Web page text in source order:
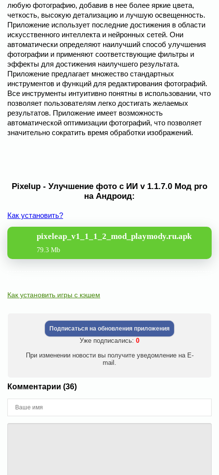
любую фотографию, добавив в нее более яркие цвета,
четкость, высокую детализацию и лучшую освещенность.
Приложение использует последние достижения в области
искусственного интеллекта и нейронных сетей. Они
автоматически определяют наилучший способ улучшения
фотографии и применяют соответствующие фильтры и
эффекты для достижения наилучшего результата.
Приложение предлагает множество стандартных
инструментов и функций для редактирования фотографий.
Все инструменты интуитивно понятны в использовании, что
позволяет пользователям легко достигать желаемых
результатов. Приложение имеет возможность
автоматической оптимизации фотографий, что позволяет
значительно сократить время обработки изображений.
Pixelup - Улучшение фото с ИИ v 1.1.7.0 Мод pro
на Андроид:
Как установить?
pixeleap_v1_1_1_2_mod_playmody.ru.apk
79.3 Mb
Как установить игры с кэшем
Подписаться на обновления приложения
Уже подписались: 0
При изменении новости вы получите уведомление на E-
mail.
Комментарии (36)